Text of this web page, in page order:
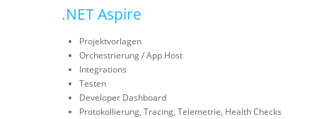
.NET Aspire
Projektvorlagen
Orchestrierung / App Host
Integrations
Testen
Developer Dashboard
Protokollierung, Tracing, Telemetrie, Health Checks